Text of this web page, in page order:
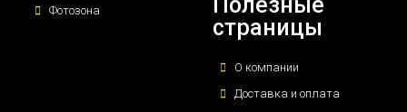
Фотозона
страницы
О компании
Доставка и оплата